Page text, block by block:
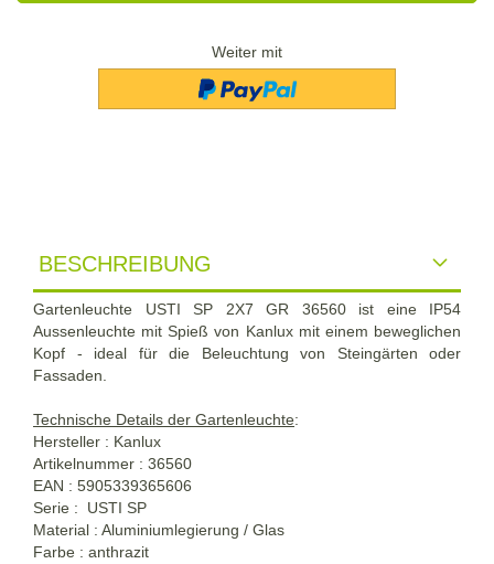
Weiter mit
BESCHREIBUNG
Gartenleuchte USTI SP 2X7 GR 36560 ist eine IP54
Aussenleuchte mit Spieß von Kanlux mit einem beweglichen
Kopf - ideal für die Beleuchtung von Steingärten oder
Fassaden.
Technische Details der Gartenleuchte:
Hersteller : Kanlux
Artikelnummer : 36560
EAN : 5905339365606
Serie : USTI SP
Material : Aluminiumlegierung / Glas
Farbe : anthrazit